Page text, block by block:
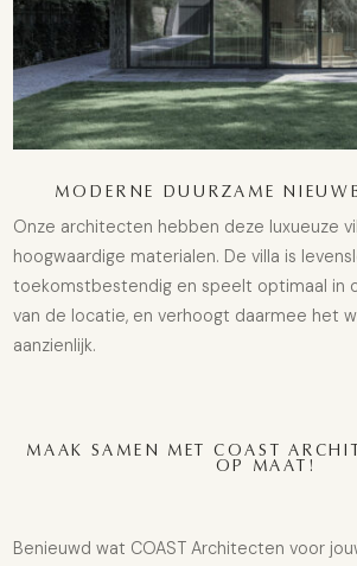
MODERNE DUURZAME
Onze architecten hebben deze luxueuze
hoogwaardige materialen. De villa is
toekomstbestendig en speelt optimaal in
van de locatie, en verhoogt daarmee het
aanzienlijk.
MAAK SAMEN MET COAST
OP MAAT!
Benieuwd wat COAST Architecten voor